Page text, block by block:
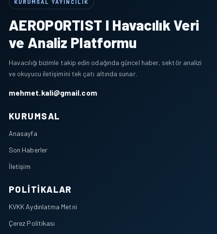
KURUMSAL YAYINCILIK
AEROPORTIST I Havacılık Veri
ve Analiz Platformu
Havacılığı bizimle takip edin odağında güncel haber, sektör analizi
ve okuyucu iletişimini tek çatı altında sunar.
mehmet.kali@gmail.com
KURUMSAL
Anasayfa
Son Haberler
İletişim
POLITIKALAR
KVKK Aydınlatma Metni
Çerez Politikası